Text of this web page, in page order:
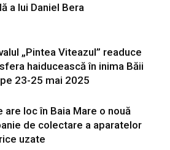
a lui Daniel Bera
„Pintea Viteazul” readuce
haiducească în inima Băii
23-25 mai 2025
are loc în Baia Mare o nouă
de colectare a aparatelor
uzate